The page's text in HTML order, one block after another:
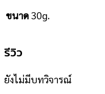
ขนาด 30g.
รีวิว
ยังไม่มีบทวิจารณ์